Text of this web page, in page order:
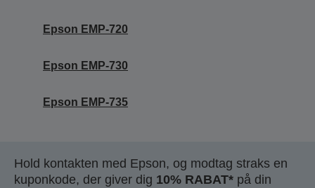
Epson EMP-720
Epson EMP-730
Epson EMP-735
Hold kontakten med Epson, og modtag straks en
kuponkode, der giver dig 10% RABAT* på din